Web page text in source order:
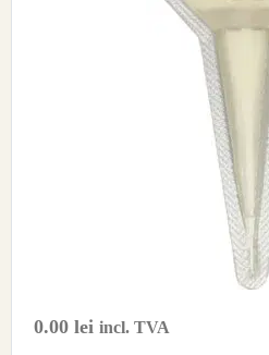
0.00 lei incl. TVA